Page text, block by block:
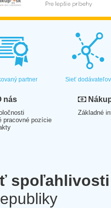
partner Sieť dodávateľov
nás
pracovné pozície
Základné
spoľahlivosti